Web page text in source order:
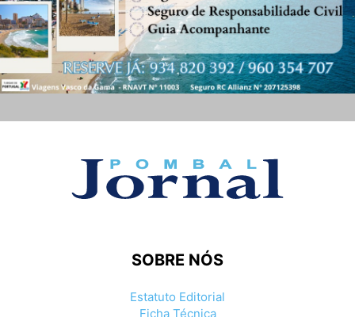
SOBRE NÓS
Estatuto Editorial
Ficha Técnica